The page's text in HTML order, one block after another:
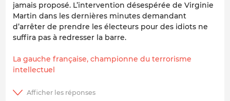
jamais proposé. L’intervention désespérée de Virginie
Martin dans les dernières minutes demandant
d’arrêter de prendre les électeurs pour des idiots ne
suffira pas à redresser la barre.
La gauche française, championne du terrorisme
intellectuel